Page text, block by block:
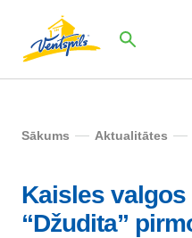
Sākums Aktualitātes
Kaisles valgos
“Džudita”